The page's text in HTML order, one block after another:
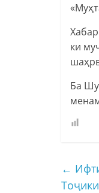
ки
Ба
←